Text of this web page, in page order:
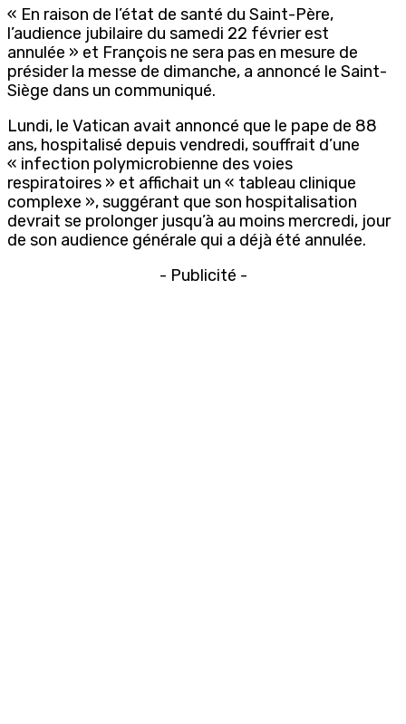
« En raison de l’état de santé du Saint-Père,
l’audience jubilaire du samedi 22 février est
annulée » et François ne sera pas en mesure de
présider la messe de dimanche, a annoncé le Saint-
Siège dans un communiqué.
Lundi, le Vatican avait annoncé que le pape de 88
ans, hospitalisé depuis vendredi, souffrait d’une
« infection polymicrobienne des voies
respiratoires » et affichait un « tableau clinique
complexe », suggérant que son hospitalisation
devrait se prolonger jusqu’à au moins mercredi, jour
de son audience générale qui a déjà été annulée.
- Publicité -